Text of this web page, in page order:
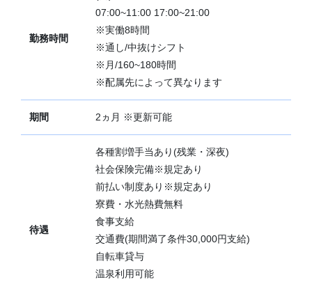
勤務時間
07:00~11:00 17:00~21:00
※実働8時間
※通し/中抜けシフト
※月/160~180時間
※配属先によって異なります
期間 2ヵ月 ※更新可能
待遇
各種割増手当あり(残業・深夜)
社会保険完備※規定あり
前払い制度あり※規定あり
寮費・水光熱費無料
食事支給
交通費(期間満了条件30,000円支給)
自転車貸与
温泉利用可能